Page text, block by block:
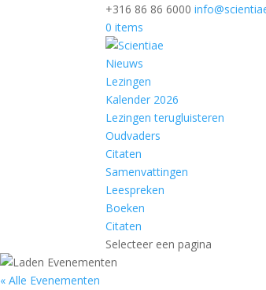
+316 86 86 6000
0 items
Nieuws
Lezingen
Kalender 2026
Lezingen terugluisteren
Oudvaders
Citaten
Samenvattingen
Leespreken
Boeken
Citaten
Selecteer een pagina
« Alle Evenementen